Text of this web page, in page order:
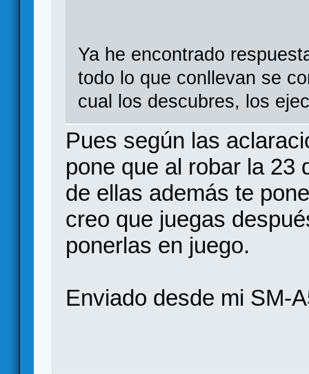
Ya he encontrado
todo lo que conllevan se
cual los descubres, los
Pues según las
pone que al robar la 23
de ellas además te
creo que juegas
ponerlas en juego.
Enviado desde mi SM-